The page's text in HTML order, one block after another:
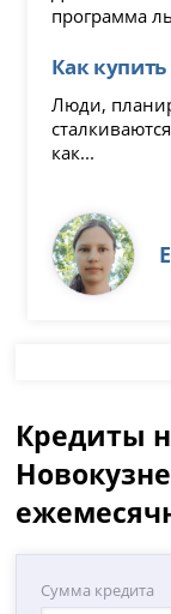
программа
Как
Люди,
как...
Кредиты
Сумма кредита